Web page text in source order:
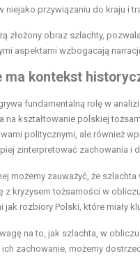
niejako przywiązaniu do kraju i
złożony obraz szlachty,
aspektami wzbogacają
ma kontekst
fundamentalną rolę w
na kształtowanie polskiej
politycznymi, ale również
zinterpretować zachowania i
możemy zauważyć, że
z kryzysem tożsamości w
jak rozbiory Polski, które miały
na to, jak szlachta, w
zachowanie, możemy